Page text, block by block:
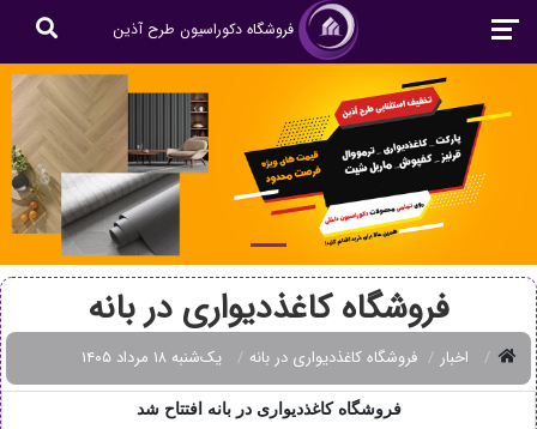
فروشگاه دکوراسیون طرح آذین
فروشگاه کاغذدیواری در بانه
اخبار فروشگاه کاغذدیواری در بانه یک‌شنبه ۱۸ مرداد ۱۴۰۵
فروشگاه کاغذدیواری در بانه افتتاح شد